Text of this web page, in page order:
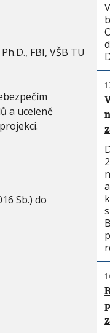
FBI, VŠB TU
a uceleně
Sb.) do